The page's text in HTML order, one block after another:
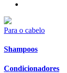
Para o cabelo
Shampoos
Condicionadores